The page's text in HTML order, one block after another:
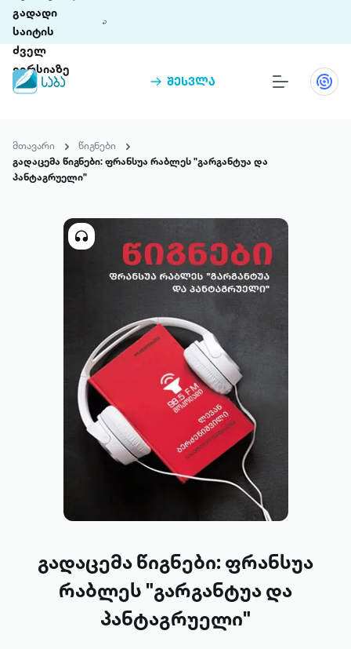
გადადი
საიტის
ძველ
ვერსიაზე
შესვლა
თინეთი 9 ციფრულ პლატფორმასა და 5
მობილურ აპლიკაციას აერთიანებს.
პრემია „საბა“
ჩვენ შესახებ
მთავარი
წიგნები
გადაცემა წიგნები: ფრანსუა რაბლეს "გარგანტუა და
პანტაგრუელი"
გადაცემა წიგნები: ფრანსუა
რაბლეს "გარგანტუა და
პანტაგრუელი"